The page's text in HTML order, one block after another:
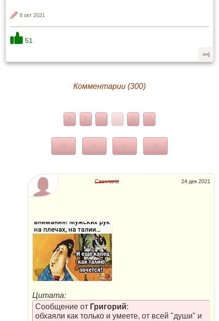
8 окт 2021
51
>>|
Комментарии (300)
2 3 4 5 6 7
|< < > >|
24 дек 2021
Светлана
Цитата:
Сообщение от Григорий:
обхаяли как только и умеете, от всей "души" и